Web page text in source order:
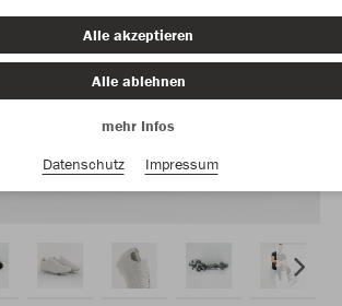
Alle akzeptieren
Alle ablehnen
mehr Infos
Datenschutz
Impressum